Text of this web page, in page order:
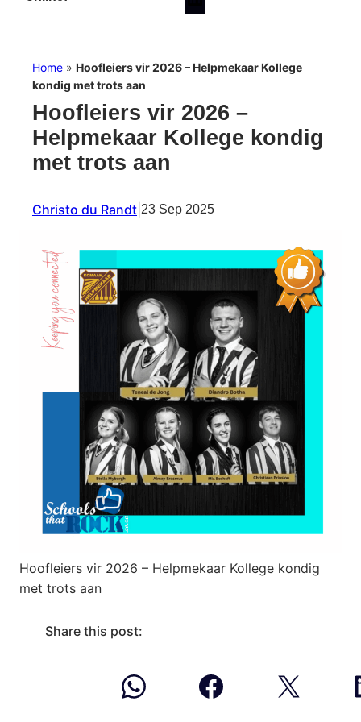
Home » Hoofleiers vir 2026 – Helpmekaar Kollege
kondig met trots aan
Hoofleiers vir 2026 –
Helpmekaar Kollege kondig
met trots aan
Christo du Randt 23 Sep 2025
Hoofleiers vir 2026 – Helpmekaar Kollege kondig
met trots aan
Share this post: